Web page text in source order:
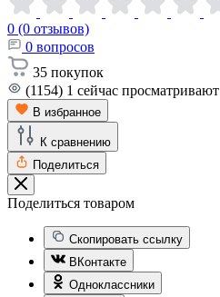
0 (0 отзывов)
0 вопросов
35 покупок
(1154) 1 сейчас просматривают
В избранное
К сравнению
Поделиться
Поделиться товаром
Скопировать ссылку
ВКонтакте
Одноклассники